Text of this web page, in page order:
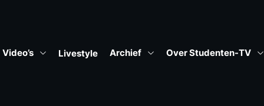
Video’s Livestyle Archief Over Studenten-TV